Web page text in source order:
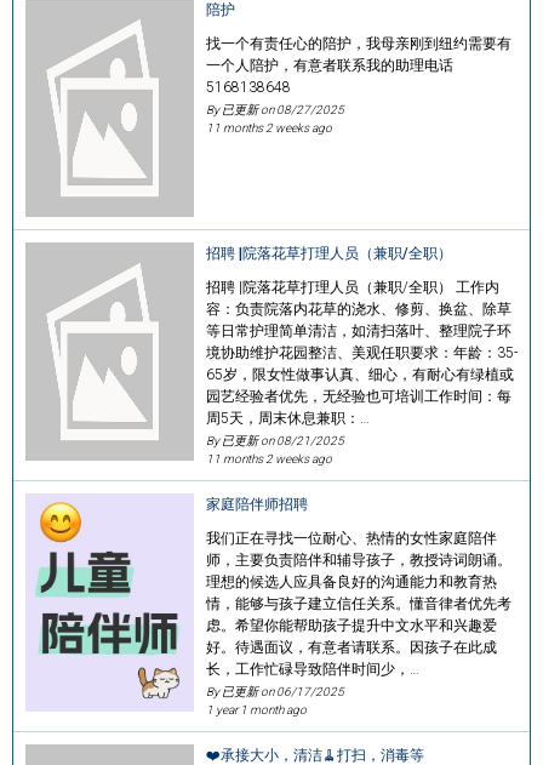
陪护
找一个有责任心的陪护，我母亲刚到纽约需要有
一个人陪护，有意者联系我的助理电话
5168138648
By 已更新 on08/27/2025
11 months 2 weeks ago
招聘 |院落花草打理人员（兼职/全职）
招聘 |院落花草打理人员（兼职/全职） 工作内
容：负责院落内花草的浇水、修剪、换盆、除草
等日常护理简单清洁，如清扫落叶、整理院子环
境协助维护花园整洁、美观任职要求：年龄：35-
65岁，限女性做事认真、细心，有耐心有绿植或
园艺经验者优先，无经验也可培训工作时间：每
周5天，周末休息兼职：…
By 已更新 on08/21/2025
11 months 2 weeks ago
家庭陪伴师招聘
我们正在寻找一位耐心、热情的女性家庭陪伴
师，主要负责陪伴和辅导孩子，教授诗词朗诵。
理想的候选人应具备良好的沟通能力和教育热
情，能够与孩子建立信任关系。懂音律者优先考
虑。希望你能帮助孩子提升中文水平和兴趣爱
好。待遇面议，有意者请联系。因孩子在此成
长，工作忙碌导致陪伴时间少，…
By 已更新 on06/17/2025
1 year 1 month ago
❤️承接大小，清洁🧹打扫，消毒等